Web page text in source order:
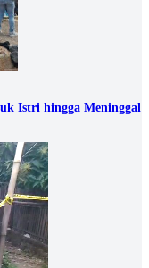
Istri hingga Meninggal